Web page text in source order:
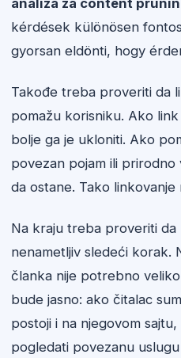
analiza za content
kérdések különösen
gyorsan eldönti, hogy
Takođe treba proveriti da
pomažu korisniku. Ako
bolje ga je ukloniti. Ako
povezan pojam ili
da ostane. Tako
Na kraju treba proveriti da
nenametljiv sledeći korak.
članka nije potrebno
bude jasno: ako čitalac
postoji i na njegovom
pogledati povezanu